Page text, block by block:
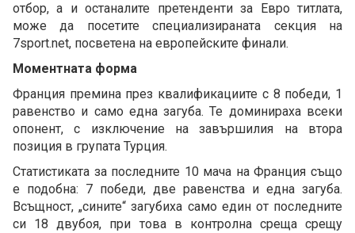
отбор, а и останалите претенденти за Евро титлата,
може да посетите специализираната секция на
7sport.net, посветена на европейските финали.
Моментната форма
Франция премина през квалификациите с 8 победи, 1
равенство и само една загуба. Те доминираха всеки
опонент, с изключение на завършилия на втора
позиция в групата Турция.
Статистиката за последните 10 мача на Франция също
е подобна: 7 победи, две равенства и една загуба.
Всъщност, „сините“ загубиха само един от последните
си 18 двубоя, при това в контролна среща срещу